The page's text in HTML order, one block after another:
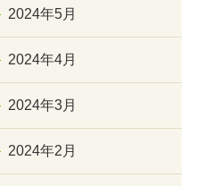
2024年5月
2024年4月
2024年3月
2024年2月